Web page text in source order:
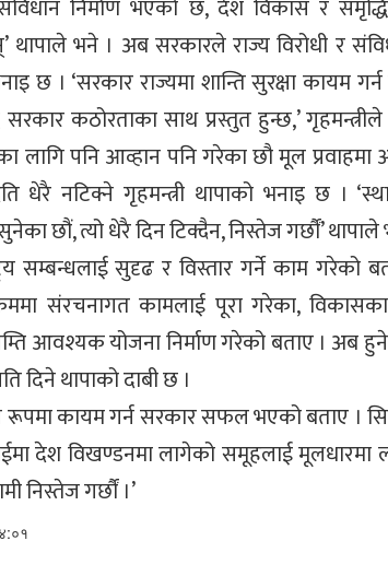
निर्माण भएको छ, देश विकास र
भने । अब सरकारले राज्य विरोधी र
छ । ‘सरकार राज्यमा शान्ति सुरक्षा कायम गर्न
सरकार कठोरताका साथ प्रस्तुत हुन्छ,’
लागि पनि आव्हान पनि गरेका छौ मूल
धेरै नटिक्ने गृहमन्त्री थापाको भनाइ छ ।
छौं, त्यो धेरै दिन टिक्दैन, निस्तेज गर्छौं’ थापाले
सम्बन्धलाई सुदृढ र विस्तार गर्ने काम गरेको
संरचनागत कामलाई पूरा गरेका,
आवश्यक योजना निर्माण गरेको बताए । अब हुने
थापाको दाबी छ ।
रूपमा कायम गर्न सरकार सफल भएको बताए ।
देश विखण्डनमा लागेको समूहलाई मूलधारमा
निस्तेज गर्छौं ।’